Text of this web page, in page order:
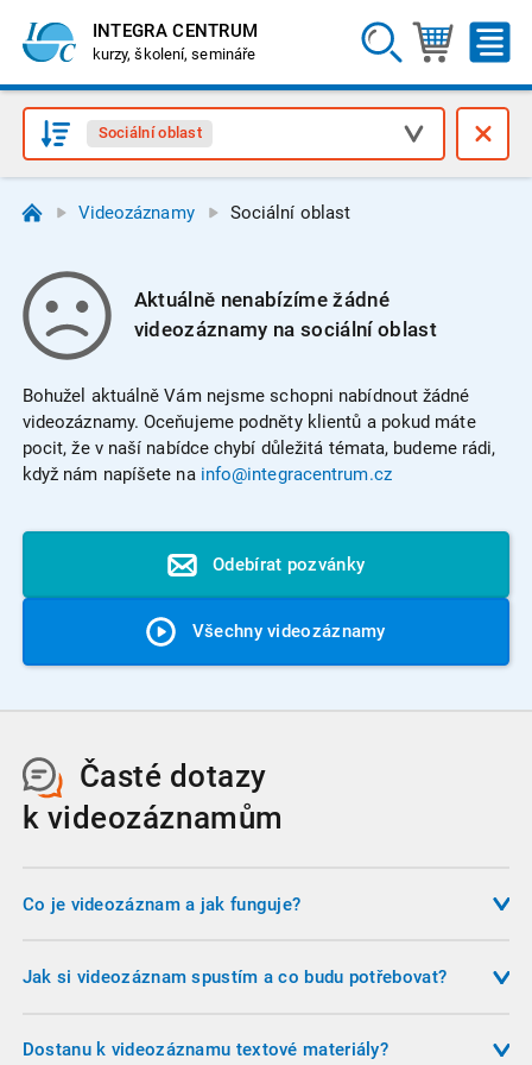
INTEGRA CENTRUM
kurzy, školení, semináře
Sociální oblast
Videozáznamy Sociální oblast
Aktuálně nenabízíme žádné
videozáznamy na sociální oblast
Bohužel aktuálně Vám nejsme schopni nabídnout žádné
videozáznamy. Oceňujeme podněty klientů a pokud máte
pocit, že v naší nabídce chybí důležitá témata, budeme rádi,
když nám napíšete na info@integracentrum.cz
Odebírat pozvánky
Všechny videozáznamy
Časté dotazy
k videozáznamům
Co je videozáznam a jak funguje?
svém počítači, tabletu, nebo telefonu. Nemusíte se
můžete pozastavovat, přetáčet a vracet se opakovaně k
Jak si videozáznam spustím a co budu potřebovat?
můžete videozáznam přehrát. Video si spouštíte v
Dostanu k videozáznamu textové materiály?